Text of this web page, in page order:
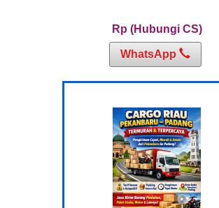
Rp (Hubungi CS)
WhatsApp